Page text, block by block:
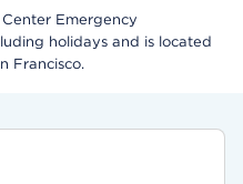
Emergency
holidays and is located
Francisco.